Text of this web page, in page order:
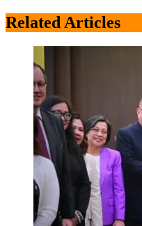
Related Articles